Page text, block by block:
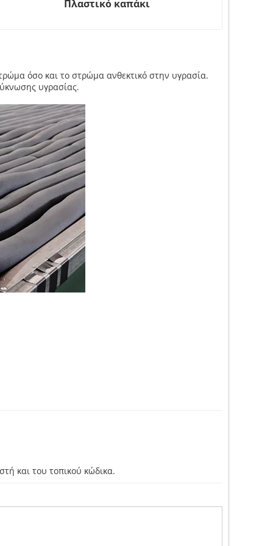
Πλαστικό καπάκι
όσο και το στρώμα ανθεκτικό στην υγρασία.
υγρασίας.
και του τοπικού κώδικα.